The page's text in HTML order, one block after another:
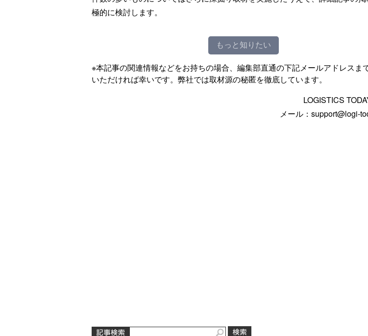
極的に検討します。
もっと知りたい
※本記事の関連情報などをお持ちの場合、編集部直通の下記メールアドレスま
いただければ幸いです。弊社では取材源の秘匿を徹底しています。
LOGISTICS
メール：support@logi-